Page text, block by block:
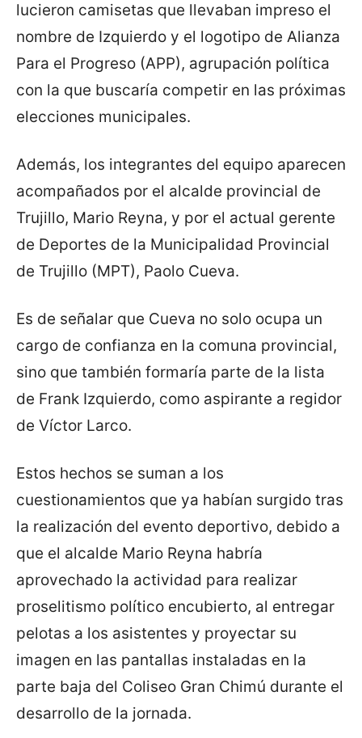
lucieron camisetas que llevaban impreso el
nombre de Izquierdo y el logotipo de Alianza
Para el Progreso (APP), agrupación política
con la que buscaría competir en las próximas
elecciones municipales.
Además, los integrantes del equipo aparecen
acompañados por el alcalde provincial de
Trujillo, Mario Reyna, y por el actual gerente
de Deportes de la Municipalidad Provincial
de Trujillo (MPT), Paolo Cueva.
Es de señalar que Cueva no solo ocupa un
cargo de confianza en la comuna provincial,
sino que también formaría parte de la lista
de Frank Izquierdo, como aspirante a regidor
de Víctor Larco.
Estos hechos se suman a los
cuestionamientos que ya habían surgido tras
la realización del evento deportivo, debido a
que el alcalde Mario Reyna habría
aprovechado la actividad para realizar
proselitismo político encubierto, al entregar
pelotas a los asistentes y proyectar su
imagen en las pantallas instaladas en la
parte baja del Coliseo Gran Chimú durante el
desarrollo de la jornada.